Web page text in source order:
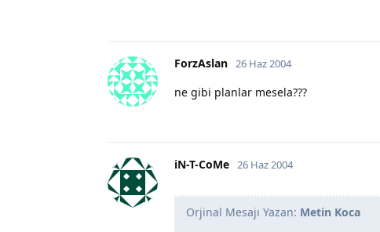
ForzAslan 26 Haz 2004
ne gibi planlar mesela???
iN-T-CoMe 26 Haz 2004
Orjinal Mesajı Yazan: Metin Koca